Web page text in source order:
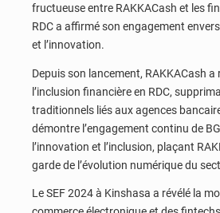
fructueuse entre RAKKACash et les
RDC a affirmé son engagement
et l’innovation.
Depuis son lancement, RAKKACash
l’inclusion financière en RDC,
traditionnels liés aux agences
démontre l’engagement continu de
l’innovation et l’inclusion, plaçant
garde de l’évolution numérique du
Le SEF 2024 à Kinshasa a révélé la